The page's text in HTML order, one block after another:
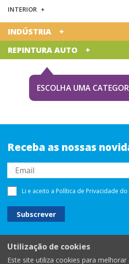
INTERIOR
INDÚSTRIA
REPINTURA AUTO
ESCOLHA UMA
Receba as nossas
Li e aceito a Política de Privacidade do
Utilização de cookies
Este site utiliza cookies para